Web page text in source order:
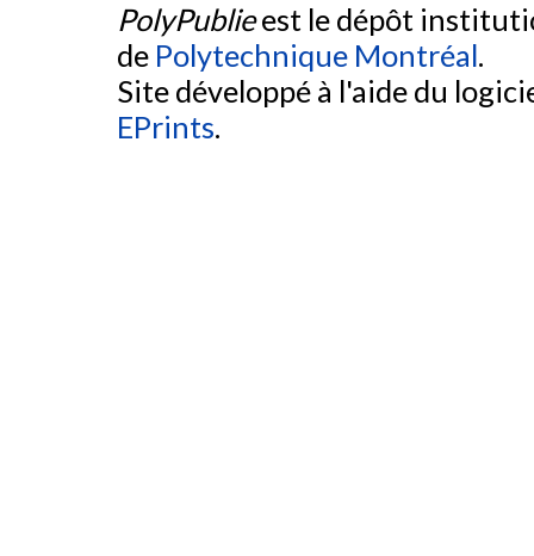
PolyPublieest le dépôt
de Polytechnique Montréal.
Site développé à l'aide du
EPrints.